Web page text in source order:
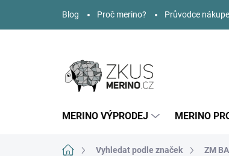
obsah
Blog Proč merino? Průvodce
MERINO VÝPRODEJ MERINO
Domů Vyhledat podle značek ZM